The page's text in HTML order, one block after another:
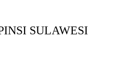
SULAWESI